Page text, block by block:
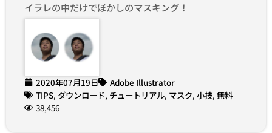
イラレの中だけでぼかしのマスキング！
2020年07月19日
Adobe Illustrator
TIPS, ダウンロード, チュートリアル, マスク, 小技, 無料
38,456